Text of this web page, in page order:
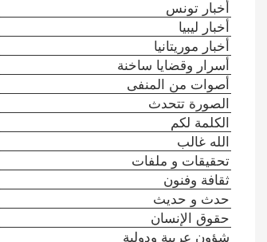
أخبار تونس
أخبار ليبيا
أخبار موريتانيا
أسرار وقضايا ساخنة
أصوات من المنفى
الصورة تتحدث
الكلمة لكم
الله غالب
تحقيقات و ملفات
ثقافة وفنون
حدث و حديث
حقوق الإنسان
شؤون عربية ودولية